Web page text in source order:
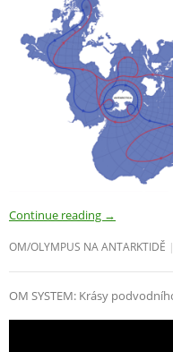
Continue reading →
OM/OLYMPUS NA ANTARKTIDĚ
OM SYSTEM: Krásy